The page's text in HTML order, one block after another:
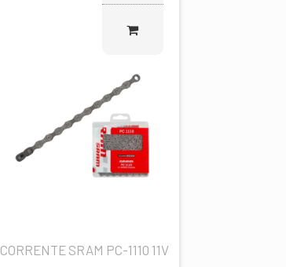
CORRENTE SRAM PC-1110 11V